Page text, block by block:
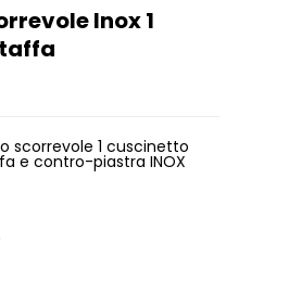
Inox 1
scorrevole 1 cuscinetto
e contro-piastra INOX